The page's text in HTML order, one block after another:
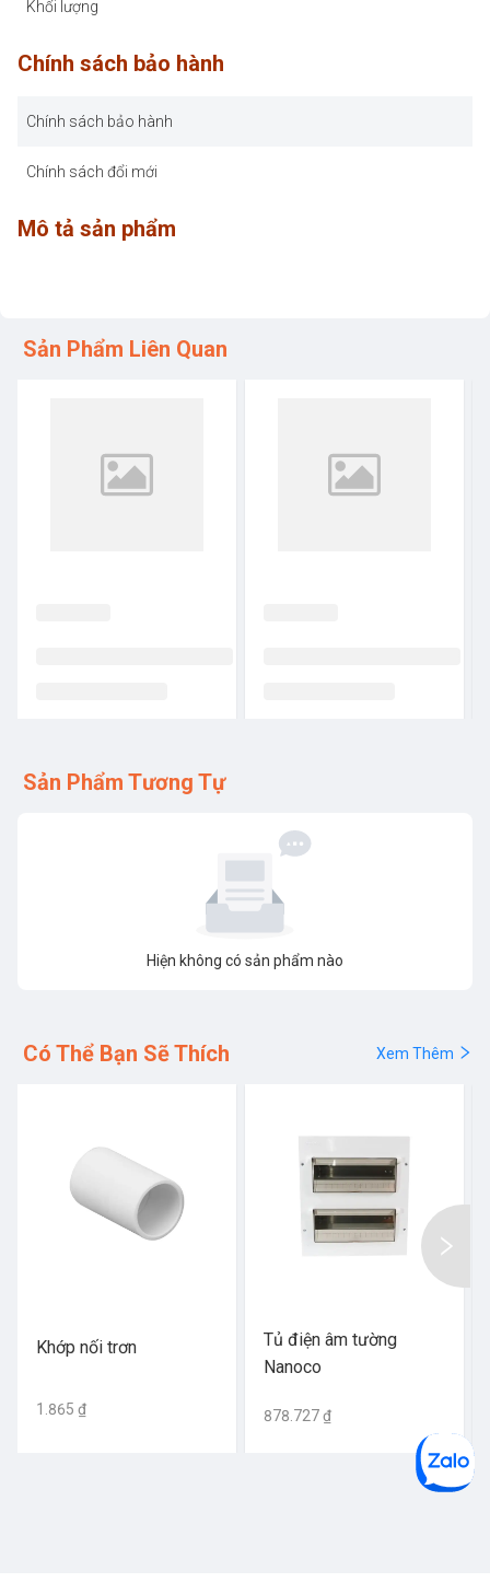
Khối lượng
Chính sách bảo hành
Chính sách bảo hành
Chính sách đổi mới
Mô tả sản phẩm
Sản Phẩm Liên Quan
Sản Phẩm Tương Tự
Hiện không có sản phẩm nào
Có Thể Bạn Sẽ Thích Xem Thêm
Khớp nối trơn
1.865 ₫
Tủ điện âm tường
Nanoco
878.727 ₫